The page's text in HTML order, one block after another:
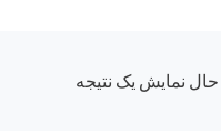
حال نمایش یک نتیجه